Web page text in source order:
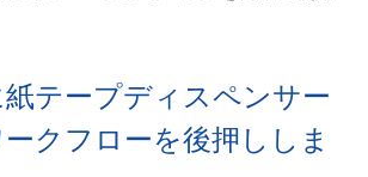
テープディスペンサー
クフローを後押ししま